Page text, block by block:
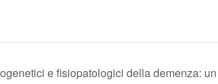
e fisiopatologici della demenza: